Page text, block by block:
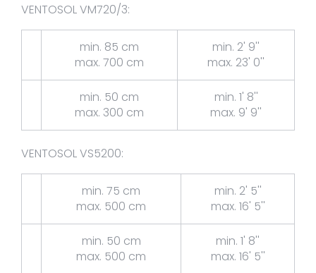
VENTOSOL VM720/3:
min. 85 cm
max. 700 cm
min. 2' 9''
max. 23' 0''
min. 50 cm
max. 300 cm
min. 1' 8''
max. 9' 9''
VENTOSOL VS5200:
min. 75 cm
max. 500 cm
min. 2' 5''
max. 16' 5''
min. 50 cm
max. 500 cm
min. 1' 8''
max. 16' 5''